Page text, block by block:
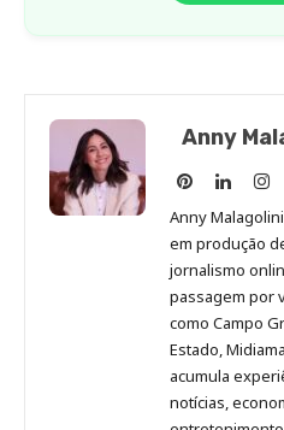
Anny
Anny
Malagolini
no
Pinterest
Anny
no
Anny
em produção
jornalismo
passagem por
como Campo
Estado,
acumula
notícias,